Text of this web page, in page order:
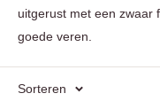
uitgerust met een zwaar
goede veren.
Sorteren